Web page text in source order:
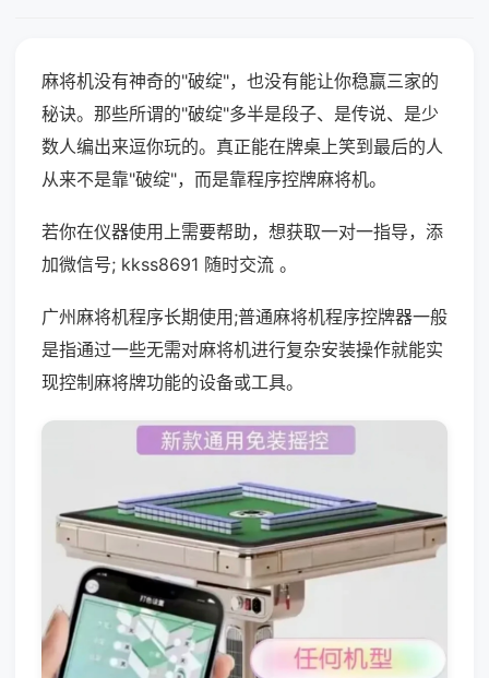
麻将机没有神奇的"破绽"，也没有能让你稳赢三家的
秘诀。那些所谓的"破绽"多半是段子、是传说、是少
数人编出来逗你玩的。真正能在牌桌上笑到最后的人
从来不是靠"破绽"，而是靠程序控牌麻将机。
若你在仪器使用上需要帮助，想获取一对一指导，添
加微信号; kkss8691 随时交流 。
广州麻将机程序长期使用;普通麻将机程序控牌器一般
是指通过一些无需对麻将机进行复杂安装操作就能实
现控制麻将牌功能的设备或工具。